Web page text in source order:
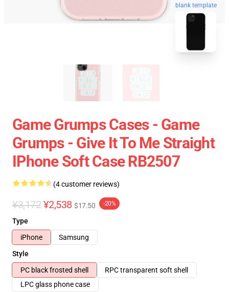
blank template
Game Grumps Cases - Game
Grumps - Give It To Me Straight
IPhone Soft Case RB2507
(4 customer reviews)
¥3,172 ¥2,538 $17.50 -20%
Type
iPhone
Samsung
Style
PC black frosted shell
RPC transparent soft shell
LPC glass phone case